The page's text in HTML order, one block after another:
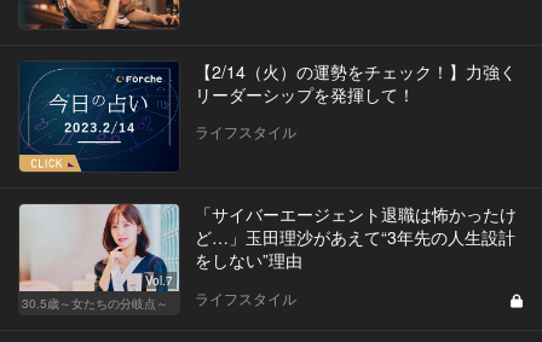
【2/14（火）の運勢をチェック！】力強く
リーダーシップを発揮して！
ライフスタイル
Vol.7
30.5歳～女たちの分岐点～
「サイバーエージェント退職は怖かったけ
ど…」玉田理沙があえて“3年先の人生設計
をしない”理由
ライフスタイル